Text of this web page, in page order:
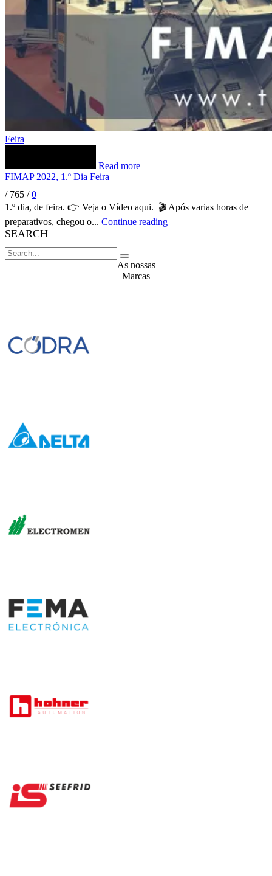
Feira
Read more
FIMAP 2022, 1.º Dia Feira
/ 765 / 0
1.º dia, de feira. 👉 Veja o Vídeo aqui. 🎬 Após varias horas de
preparativos, chegou o... Continue reading
SEARCH
As nossas
Marcas